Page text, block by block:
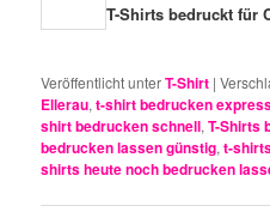
T-Shirts bedruckt für
Veröffentlicht unterT-Shirt |
Ellerau,t-shirt bedrucken
shirt bedrucken schnell,T-Shirts
bedrucken lassen günstig,t-
shirts heute noch bedrucken